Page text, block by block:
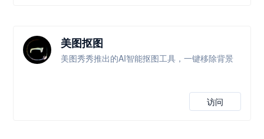
美图抠图
美图秀秀推出的AI智能抠图工具，一键移除背景
访问